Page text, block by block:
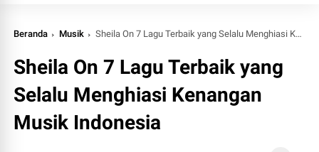
Beranda Musik Sheila On 7 Lagu Terbaik yang Selalu Menghiasi Kenangan Musik Indonesia
Sheila On 7 Lagu Terbaik yang
Selalu Menghiasi Kenangan
Musik Indonesia